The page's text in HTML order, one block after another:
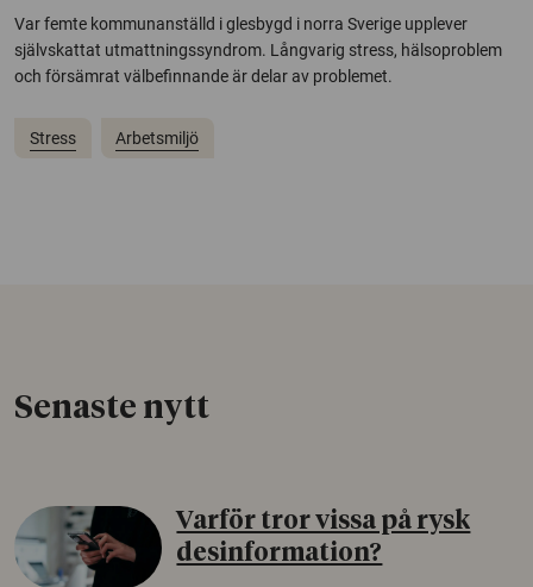
Var femte kommunanställd i glesbygd i norra Sverige upplever
självskattat utmattningssyndrom. Långvarig stress, hälsoproblem
och försämrat välbefinnande är delar av problemet.
Stress Arbetsmiljö
Senaste nytt
Varför tror vissa på rysk
desinformation?